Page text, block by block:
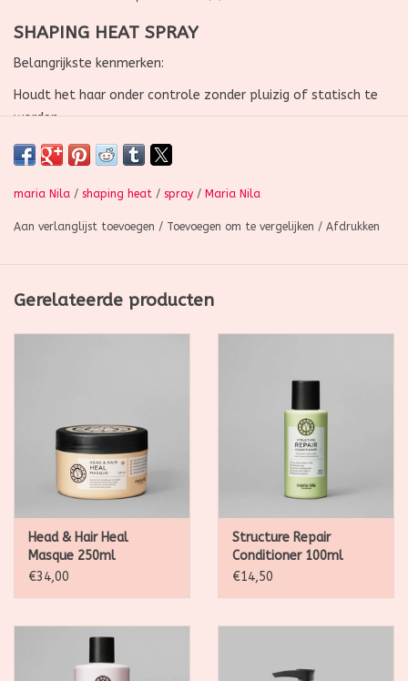
SHAPING HEAT SPRAY
Belangrijkste kenmerken:
Houdt het haar onder controle zonder pluizig of statisch te
worden.
Shaping & styling
hete tools. Met actieve ingrediënten zoals Squalane en
Glycerine om het vochtniveau van het haar en de hoofdhuid te
behouden, helpt de spray je favoriete stijlen te creëren en
zorgt ervoor dat het haar in vorm blijft en beschermd is tegen
eventuele warmteschade.
Gebruiksaanwijzing
Schud de fles voor gebruik. Spray de Shaping Heat Spray in
droog haar van de haarpunten tot halverwege de lengte. Kam
voordat je verder gaat met een gewenst
verwarmingshulpmiddel.
maria Nila / shaping heat / spray / Maria Nila
Aan verlanglijst toevoegen / Toevoegen om te vergelijken / Afdrukken
Gerelateerde producten
Head & Hair Heal
Masque 250ml
€34,00
Structure Repair
Conditioner 100ml
€14,50